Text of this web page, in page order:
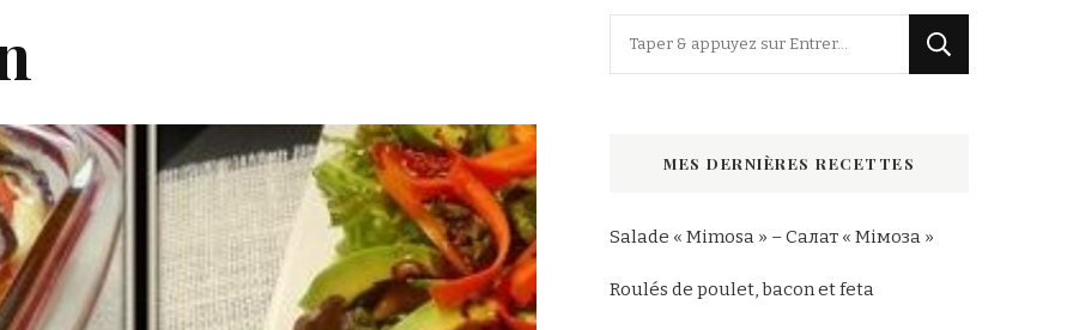
MES DERNIÈRES RECETTES
Salade « Mimosa » – Салат « Мімоза »
Roulés de poulet, bacon et feta